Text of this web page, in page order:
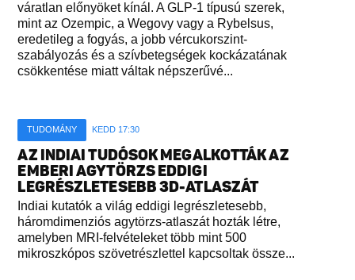
váratlan előnyöket kínál. A GLP-1 típusú szerek,
mint az Ozempic, a Wegovy vagy a Rybelsus,
eredetileg a fogyás, a jobb vércukorszint-
szabályozás és a szívbetegségek kockázatának
csökkentése miatt váltak népszerűvé...
TUDOMÁNY KEDD 17:30
AZ INDIAI TUDÓSOK MEGALKOTTÁK AZ
EMBERI AGYTÖRZS EDDIGI
LEGRÉSZLETESEBB 3D-ATLASZÁT
Indiai kutatók a világ eddigi legrészletesebb,
háromdimenziós agytörzs-atlaszát hozták létre,
amelyben MRI-felvételeket több mint 500
mikroszkópos szövetrészlettel kapcsoltak össze...